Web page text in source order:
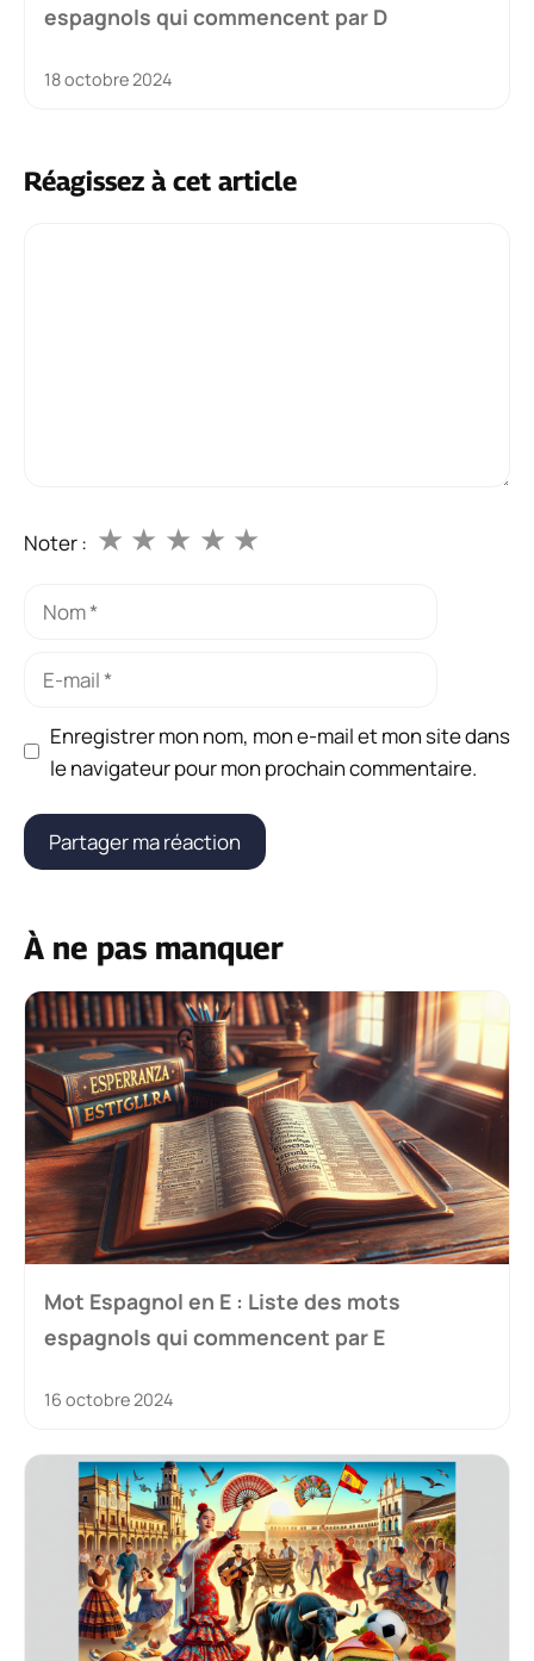
espagnols qui commencent par D
18 octobre 2024
Réagissez à cet article
Noter : ★
★
★
★
★
Nom
Enregistrer mon nom, mon e-mail et mon site dans
le navigateur pour mon prochain commentaire.
À ne pas manquer
Mot Espagnol en E : Liste des mots
espagnols qui commencent par E
16 octobre 2024